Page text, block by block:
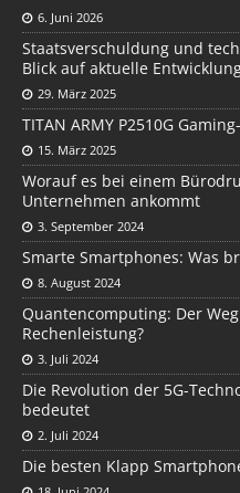
6. Juni 2026
Staatsverschuldung und
Blick auf aktuelle
29. März 2025
TITAN ARMY P2510G
15. März 2025
Worauf es bei einem
Unternehmen ankommt
3. September 2024
Smarte Smartphones: Was
8. August 2024
Quantencomputing: Der
Rechenleistung?
3. Juli 2024
Die Revolution der 5G-
bedeutet
2. Juli 2024
Die besten Klapp